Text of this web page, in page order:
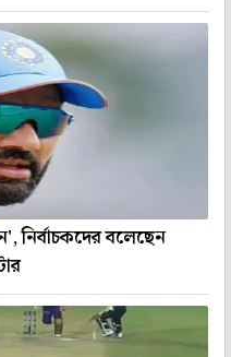
নির্বাচকদের বলেছেন